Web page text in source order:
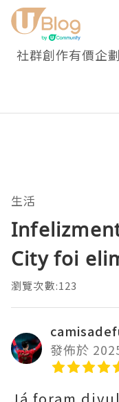
社群創作有價企劃
生活
City foi
瀏覽次數:123
發佈於